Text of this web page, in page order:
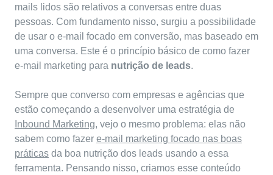
mails lidos são relativos a conversas entre duas
pessoas. Com fundamento nisso, surgiu a possibilidade
de usar o e-mail focado em conversão, mas baseado em
uma conversa. Este é o princípio básico de como fazer
e-mail marketing para nutrição de leads.
Sempre que converso com empresas e agências que
estão começando a desenvolver uma estratégia de
Inbound Marketing, vejo o mesmo problema: elas não
sabem como fazer e-mail marketing focado nas boas
práticas da boa nutrição dos leads usando a essa
ferramenta. Pensando nisso, criamos esse conteúdo